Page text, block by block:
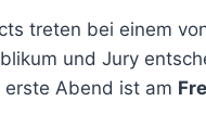
treten bei einem
und Jury
erste Abend ist am